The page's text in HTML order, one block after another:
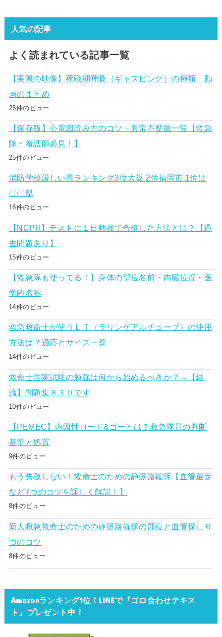
人気の記事
よく読まれている記事一覧
【実際の映像】死戦期呼吸（ギャスピング）の種類 動
画のまとめ
25件のビュー
【保存版】心電図読み方のコツ・異常不整脈一覧【救急
隊・看護師必見！】
25件のビュー
消防学校厳しい県ランキング3位大阪 2位福岡市 1位は
〇〇県
16件のビュー
【NCPR】テストに１日勉強で合格した方法とは？【過
去問題あり】
15件のビュー
【救急隊も使ってる！】身体の部位名前・内臓位置・医
学的名称
14件のビュー
救急救命士が使うＬＴ（ラリンゲアルチューブ）の使用
方法は？適応とサイズ一覧
14件のビュー
救命士国家試験の勉強は何から始めるべきか？→【結
論】問題集８３０です
10件のビュー
【PEMEC】内因性ロード&ゴーとは？救急隊員の判断
基準と処置
9件のビュー
もう失敗しない！救命士のための静脈路確保【血管選定
など7つのコツを詳しく解説！】
8件のビュー
新人救急救命士のための静脈路確保の部位と血管探し６
つのコツ
8件のビュー
Amazonランキング1位！LINEで『ゴロ合わせテキス
ト』プレゼント中！